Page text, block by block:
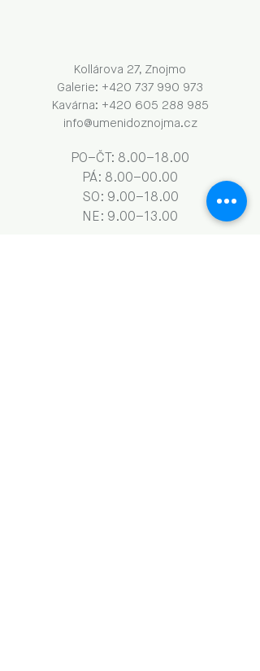
Kollárova 27, Znojmo
Galerie: +420 737 990 973
Kavárna: +420 605 288 985
info@umenidoznojma.cz
PO–ČT: 8.00–18.00
​​​PÁ: 8.00–00.00
SO: 9.00–18.00
NE: 9.00–13.00